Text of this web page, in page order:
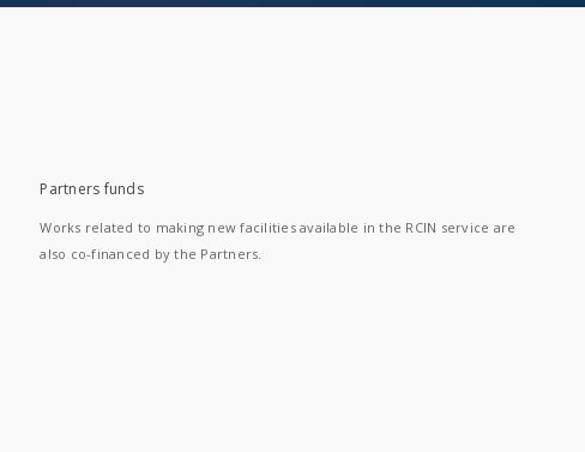
Partners funds
Works related to making new facilities available in the RCIN service are
also co-financed by the Partners.